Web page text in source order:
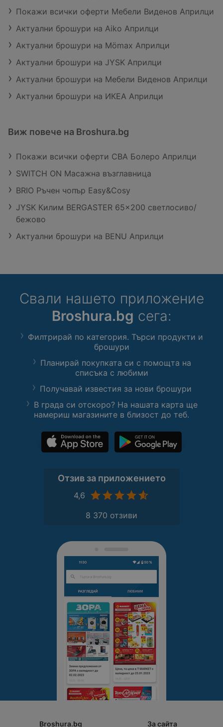
Покажи всички оферти Мебели Виденов Априлци
Актуални брошури на Aiko Априлци
Актуални брошури на Mömax Априлци
Актуални брошури на JYSK Априлци
Актуални брошури на Мебели Виденов Априлци
Актуални брошури на ИКЕА Априлци
Виж повече на Broshura.bg
Покажи всички оферти CBA Болеро Априлци
SWITCH ON Масажна възглавница
BRIO Ръчен чопър Easy&Cosy
JYSK Килим BERGASTER 65x200 светлосиво/
бежово
Актуални брошури на BENU Априлци
Свали нашето приложение
Broshura.bg сега:
Филтрирай по категория. Търси продукти и
брошури
Планирай покупката си с помощта на
списъка с любими
Получавай известия за нови брошури
В града си отскоро? На нашата карта ще
намериш магазините в близост до теб.
Отзив за приложението
4,6
8 370 отзиви
Broshura.bg За сайта